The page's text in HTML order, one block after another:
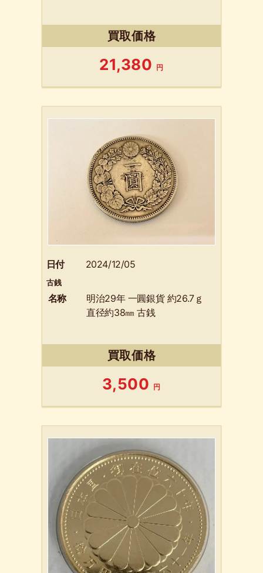
買取価格
21,380 円
日付 2024/12/05
古銭
名称
明治29年 一圓銀貨 約26.7ｇ
直径約38㎜ 古銭
買取価格
3,500 円